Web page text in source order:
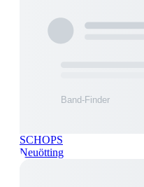
SCHOPS
Neuötting